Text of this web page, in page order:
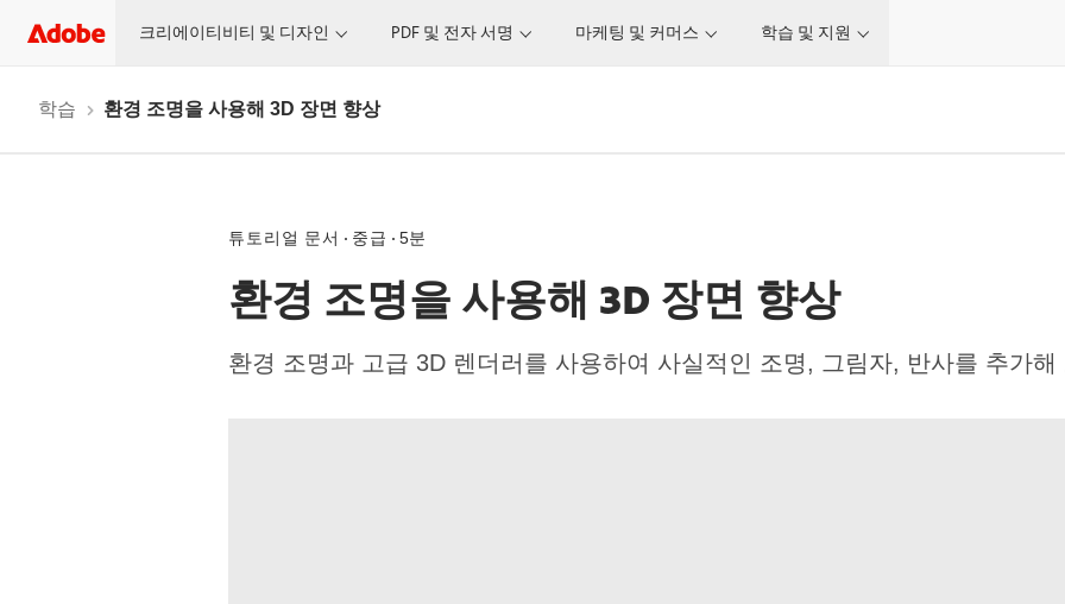
크리에이티비티 및 디자인 PDF 및 전자 서명 마케팅 및 커머스 학습 및 지원
학습 환경 조명을 사용해 3D 장면 향상
튜토리얼 문서 중급 5분
환경 조명을 사용해 3D 장면 향상
환경 조명과 고급 3D 렌더러를 사용하여 사실적인 조명, 그림자, 반사를 추가해